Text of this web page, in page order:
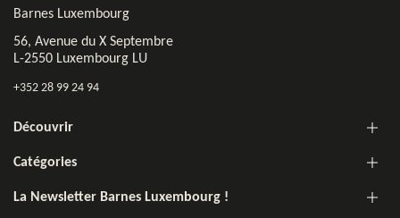
Barnes Luxembourg
56, Avenue du X Septembre
L-2550 Luxembourg LU
+352 28 99 24 94
Découvrir
Catégories
La Newsletter Barnes Luxembourg !